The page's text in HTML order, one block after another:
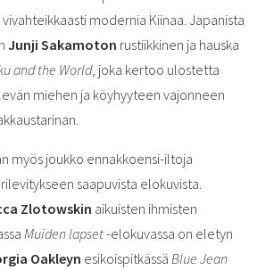
modernia Kiinaa. Japanista
Junji Sakamoton rustiikkinen ja hauska
and the World, joka kertoo ulostetta
miehen ja köyhyyteen vajonneen
myös joukko ennakkoensi-iltoja
saapuvista elokuvista.
Zlotowskin aikuisten ihmisten
Muiden lapset-elokuvassa on eletyn
Oakleyn esikoispitkässä Blue Jean